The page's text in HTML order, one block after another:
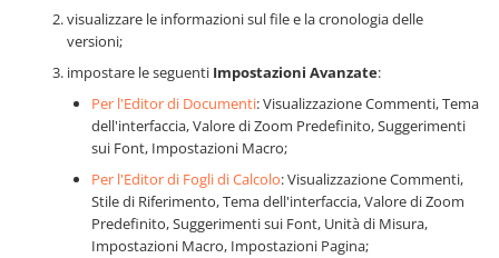
visualizzare le informazioni sul file e la cronologia delle
versioni;
impostare le seguenti Impostazioni Avanzate:
Per l'Editor di Documenti: Visualizzazione Commenti, Tema
dell'interfaccia, Valore di Zoom Predefinito, Suggerimenti
sui Font, Impostazioni Macro;
Per l'Editor di Fogli di Calcolo: Visualizzazione Commenti,
Stile di Riferimento, Tema dell'interfaccia, Valore di Zoom
Predefinito, Suggerimenti sui Font, Unità di Misura,
Impostazioni Macro, Impostazioni Pagina;